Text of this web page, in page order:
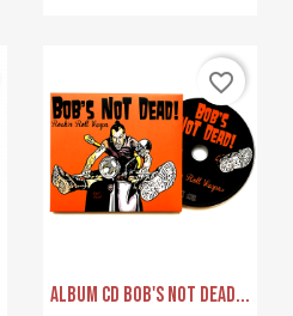
 Aperçu rapide
Album CD Bob's Not Dead...
favorite_border